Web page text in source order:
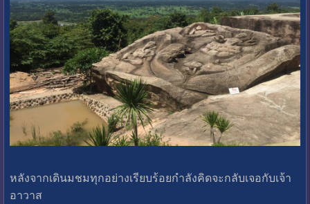
หลังจากเดินมชมทุกอย่างเรียบร้อยกำลังคิดจะกลับเจอกับเจ้า
อาวาส